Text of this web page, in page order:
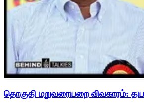
தொகுதி மறுவரையறை விவகாரம்: